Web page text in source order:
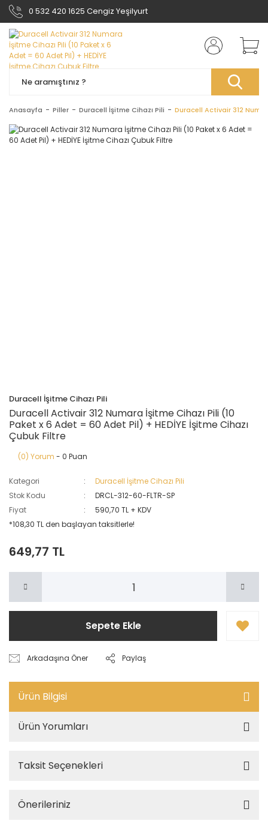
0 532 420 1625 Cengiz Yeşilyurt
Anasayfa Piller Duracell İşitme Cihazı Pili Duracell Activair 312
Duracell İşitme Cihazı Pili
Duracell Activair 312 Numara İşitme Cihazı Pili (10
Paket x 6 Adet = 60 Adet Pil) + HEDİYE İşitme Cihazı
Çubuk Filtre
(0) Yorum - 0 Puan
Kategori
Duracell İşitme Cihazı Pili
Stok Kodu
DRCL-312-60-FLTR-SP
Fiyat
590,70 TL + KDV
*108,30 TL den başlayan taksitlerle!
649,77 TL
Sepete Ekle
Arkadaşına Öner Paylaş
Ürün Bilgisi
Ürün Yorumları
Taksit Seçenekleri
Önerileriniz